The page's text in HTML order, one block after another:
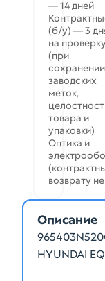
— 14 дней
(б/у) — 3
на проверку
(при
сохранении
заводских
меток,
товара и
упаковки)
Оптика и
возврату
Описание
HYUNDAI